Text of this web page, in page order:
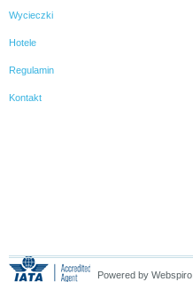
Wycieczki
Hotele
Regulamin
Kontakt
Powered by Webspiro.